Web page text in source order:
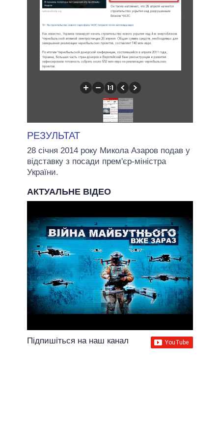
РЕЗУЛЬТАТ
28 січня 2014 року Микола Азаров подав у
відставку з посади прем'єр-міністра
України.
АКТУАЛЬНЕ ВІДЕО
Підпишіться на наш канал